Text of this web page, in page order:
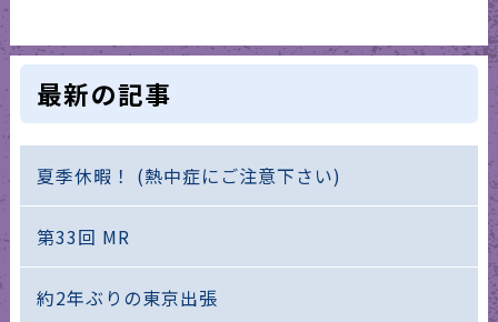
最新の記事
夏季休暇！ (熱中症にご注意下さい)
第33回 MR
約2年ぶりの東京出張